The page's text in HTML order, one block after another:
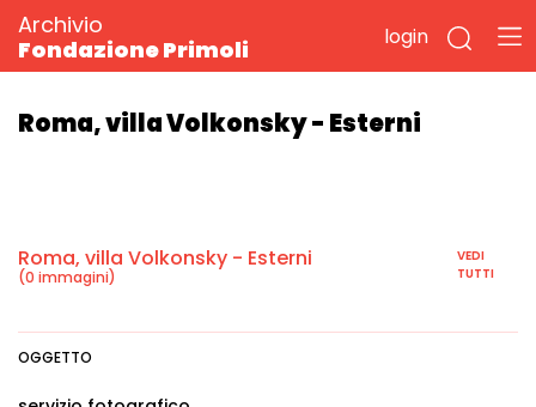
Archivio
Fondazione Primoli
login
Roma, villa Volkonsky - Esterni
Roma, villa Volkonsky - Esterni
(0 immagini)
VEDI
TUTTI
OGGETTO